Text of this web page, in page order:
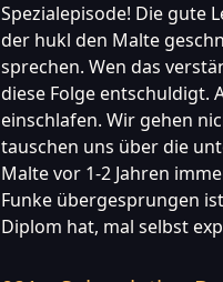
Spezialepisode! Die gute
der hukl den Malte
sprechen. Wen das
diese Folge entschuldigt.
einschlafen. Wir gehen
tauschen uns über die
Malte vor 1-2 Jahren
Funke übergesprungen
Diplom hat, mal selbst